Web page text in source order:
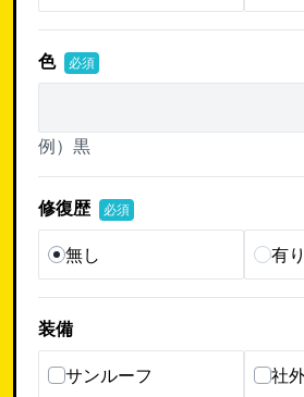
色 必須
例）黒
修復歴 必須
無し 有り
装備
サンルーフ
社